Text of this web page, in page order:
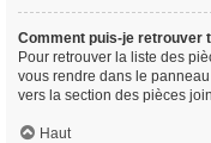
Comment puis-je retrouver
Pour retrouver la liste des
vous rendre dans le
vers la section des pièces
Haut